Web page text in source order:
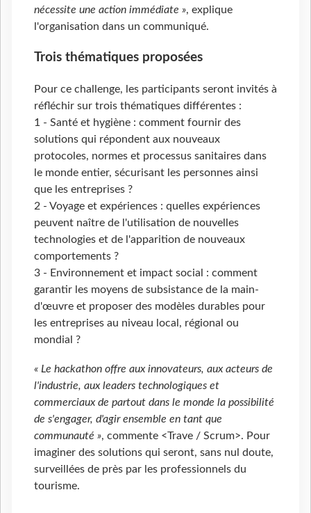
nécessite une action immédiate », explique
l'organisation dans un communiqué.
Trois thématiques proposées
Pour ce challenge, les participants seront invités à
réfléchir sur trois thématiques différentes :
1 - Santé et hygiène : comment fournir des
solutions qui répondent aux nouveaux
protocoles, normes et processus sanitaires dans
le monde entier, sécurisant les personnes ainsi
que les entreprises ?
2 - Voyage et expériences : quelles expériences
peuvent naître de l'utilisation de nouvelles
technologies et de l'apparition de nouveaux
comportements ?
3 - Environnement et impact social : comment
garantir les moyens de subsistance de la main-
d'œuvre et proposer des modèles durables pour
les entreprises au niveau local, régional ou
mondial ?
« Le hackathon offre aux innovateurs, aux acteurs de
l'industrie, aux leaders technologiques et
commerciaux de partout dans le monde la possibilité
de s'engager, d'agir ensemble en tant que
communauté », commente <Trave / Scrum>. Pour
imaginer des solutions qui seront, sans nul doute,
surveillées de près par les professionnels du
tourisme.